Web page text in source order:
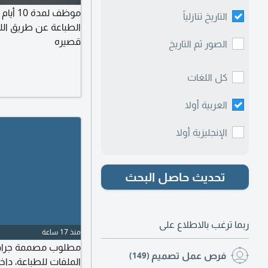
التاريخ تنازلياً
الصور ثم التاريخ
كل اللغات
العربية أولا
الإنجليزية أولا
تحديث حاصل البحث
ربما ترغب بالاطلاع على
فرص عمل تصميم (149)
الطباعة عن طريق
قصيره
منذ 17 ساعة
مطلوب مصممة
الملفات للطباعة،